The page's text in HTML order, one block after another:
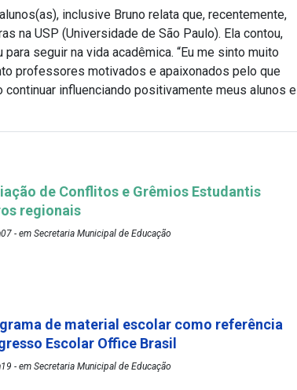
inclusive Bruno relata que, recentemente,
na USP (Universidade de São Paulo). Ela contou,
seguir na vida acadêmica. “Eu me sinto muito
professores motivados e apaixonados pelo que
influenciando positivamente meus alunos e
de Conflitos e Grêmios Estudantis
regionais
- em Secretaria Municipal de Educação
de material escolar como referência
Escolar Office Brasil
- em Secretaria Municipal de Educação